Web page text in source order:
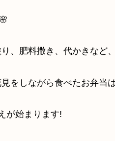
、肥料撒き、代かきなど
をしながら食べたお弁当
が始まります!